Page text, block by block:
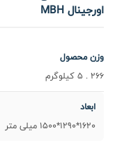
اورجینال MBH
وزن محصول
266 . 5 کیلوگرم
ابعاد
1620*1290*1500 میلی متر